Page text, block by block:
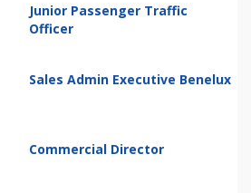
Junior Passenger Traffic
Officer
Sales Admin Executive Benelux
Commercial Director